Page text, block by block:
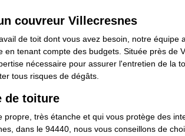
couvreur Villecresnes
de toit dont vous avez besoin, notre
en tenant compte des budgets. Située près
nécessaire pour assurer l'entretien de la
tous risques de dégâts.
de toiture
propre, très étanche et qui vous protège des
dans le 94440, nous vous conseillons de